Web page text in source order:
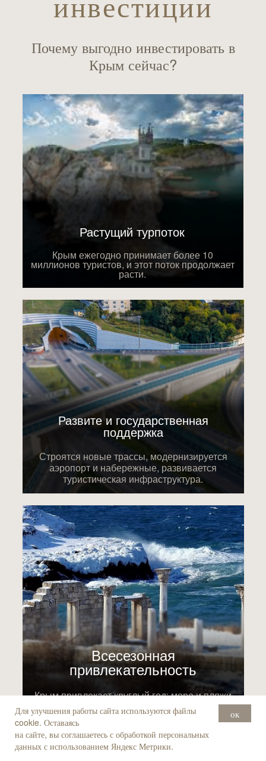
Для улучшения работы сайта используются файлы
cookie. Оставаясь
на сайте, вы соглашаетесь с обработкой персональных
данных с использованием Яндекс Метрики.
ок
инвестиции
Почему выгодно инвестировать в
Крым сейчас?
Крым привлекает круглый год: море и пляжи
летом, экскурсии, фестивали и
оздоровительный отдых в межсезонье и
зимой.
Всесезонная
привлекательность
Строятся новые трассы, модернизируется
аэропорт и набережные, развивается
туристическая инфраструктура.
Развите и государственная
поддержка
Крым ежегодно принимает более 10
миллионов туристов, и этот поток продолжает
расти.
Растущий турпоток